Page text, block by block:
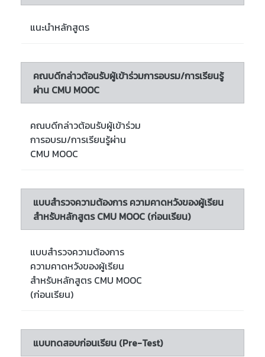
แนะนำหลักสูตร
คณบดีกล่าวต้อนรับผู้เข้าร่วมการอบรม/การเรียนรู้
ผ่าน CMU MOOC
คณบดีกล่าวต้อนรับผู้เข้าร่วม
การอบรม/การเรียนรู้ผ่าน
CMU MOOC
แบบสำรวจความต้องการ ความคาดหวังของผู้เรียน
สำหรับหลักสูตร CMU MOOC (ก่อนเรียน)
แบบสำรวจความต้องการ
ความคาดหวังของผู้เรียน
สำหรับหลักสูตร CMU MOOC
(ก่อนเรียน)
แบบทดสอบก่อนเรียน (Pre-Test)